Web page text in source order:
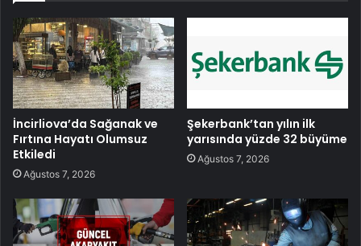
İncirliova’da Sağanak ve
Fırtına Hayatı Olumsuz
Etkiledi
Ağustos 7, 2026
Şekerbank’tan yılın ilk
yarısında yüzde 32 büyüme
Ağustos 7, 2026